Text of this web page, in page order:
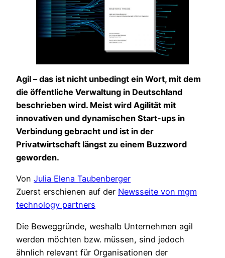
Agil – das ist nicht unbedingt ein Wort, mit dem
die öffentliche Verwaltung in Deutschland
beschrieben wird. Meist wird Agilität mit
innovativen und dynamischen Start-ups in
Verbindung gebracht und ist in der
Privatwirtschaft längst zu einem Buzzword
geworden.
Von Julia Elena Taubenberger
Zuerst erschienen auf der Newsseite von mgm
technology partners
Die Beweggründe, weshalb Unternehmen agil
werden möchten bzw. müssen, sind jedoch
ähnlich relevant für Organisationen der